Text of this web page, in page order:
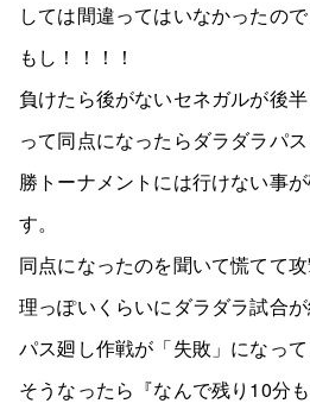
しては間違ってはいなかったの
もし！！！！
負けたら後がないセネガルが後
って同点になったらダラダラパ
勝トーナメントには行けない事
す。
同点になったのを聞いて慌てて
理っぽいくらいにダラダラ試合
パス廻し作戦が「失敗」になって
そうなったら『なんで残り10分